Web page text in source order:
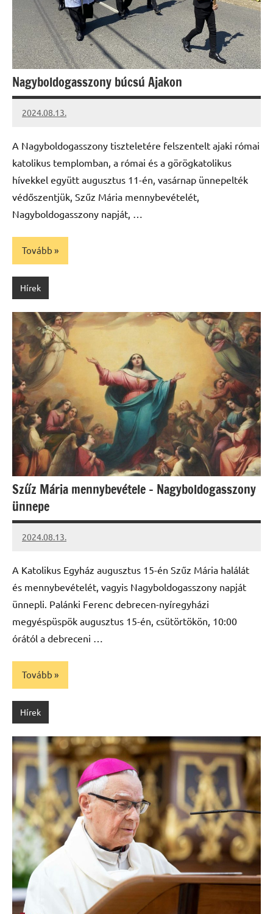
Nagyboldogasszony búcsú Ajakon
2024.08.13.
kovacs.agi
A Nagyboldogasszony tiszteletére felszentelt ajaki római
katolikus templomban, a római és a görögkatolikus
hívekkel együtt augusztus 11-én, vasárnap ünnepelték
védőszentjük, Szűz Mária mennybevételét,
Nagyboldogasszony napját, …
Tovább
Hírek
Szűz Mária mennybevétele – Nagyboldogasszony
ünnepe
2024.08.13.
kovacs.agi
A Katolikus Egyház augusztus 15-én Szűz Mária halálát
és mennybevételét, vagyis Nagyboldogasszony napját
ünnepli. Palánki Ferenc debrecen-nyíregyházi
megyéspüspök augusztus 15-én, csütörtökön, 10:00
órától a debreceni …
Tovább
Hírek